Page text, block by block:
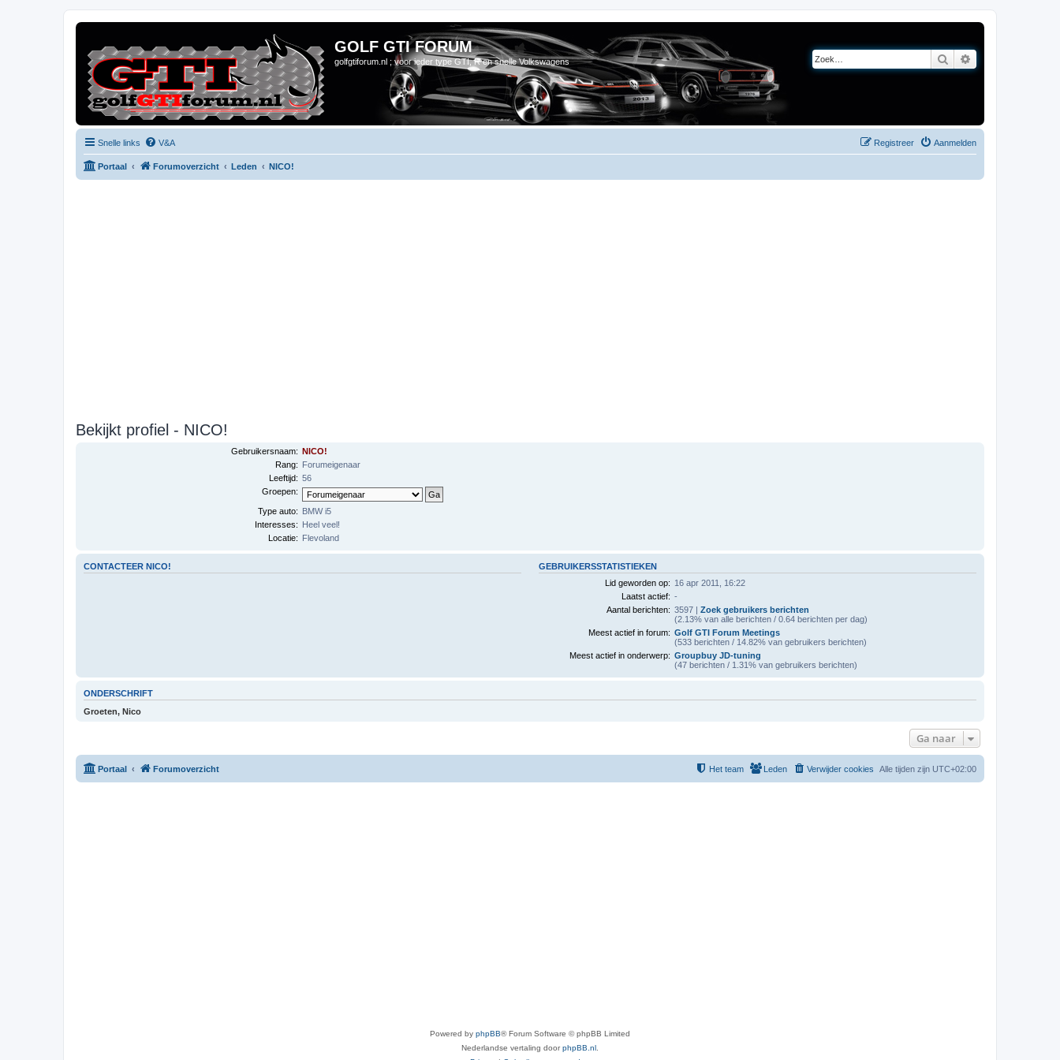
GOLF GTI FORUM
golfgtiforum.nl ; voor ieder type GTI, R en snelle Volkswagens Zoek
Snelle links V&A Aanmelden
Registreer
Portaal Forumoverzicht Leden NICO!
Bekijkt profiel - NICO!
Gebruikersnaam: NICO!
Rang: Forumeigenaar
Leeftijd: 56
Groepen:
Type auto: BMW i5
Interesses: Heel veel!
Locatie: Flevoland
CONTACTEER NICO!
GEBRUIKERSSTATISTIEKEN
Lid geworden op: 16 apr 2011, 16:22
Laatst actief: -
Aantal berichten: 3597 | Zoek gebruikers berichten
(2.13% van alle berichten / 0.64 berichten per dag)
Meest actief in forum: Golf GTI Forum Meetings
(533 berichten / 14.82% van gebruikers berichten)
Meest actief in onderwerp: Groupbuy JD-tuning
(47 berichten / 1.31% van gebruikers berichten)
ONDERSCHRIFT
Groeten, Nico
Ga naar
Portaal Forumoverzicht Alle tijden zijn UTC+02:00
Verwijder cookies
Leden
Het team
Powered by phpBB® Forum Software © phpBB Limited
Nederlandse vertaling doorphpBB.nl